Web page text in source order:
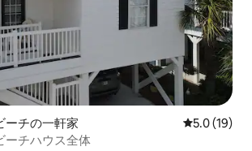
ーチの一軒家 レビュー19
5.0 (19)
ーチハウス全体